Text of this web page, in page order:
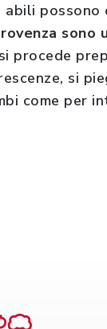
abili possono
sono
procede
si
come per